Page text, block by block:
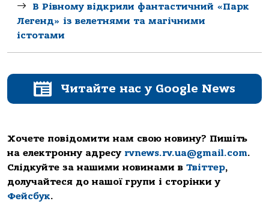
В Рівному відкрили фантастичний «Парк
Легенд» із велетнями та магічними
істотами
Читайте нас у Google News
Хочете повідомити нам свою новину? Пишіть
на електронну адресу rvnews.rv.ua@gmail.com.
Слідкуйте за нашими новинами в Твіттер,
долучайтеся до нашої групи і сторінки у
Фейсбук.